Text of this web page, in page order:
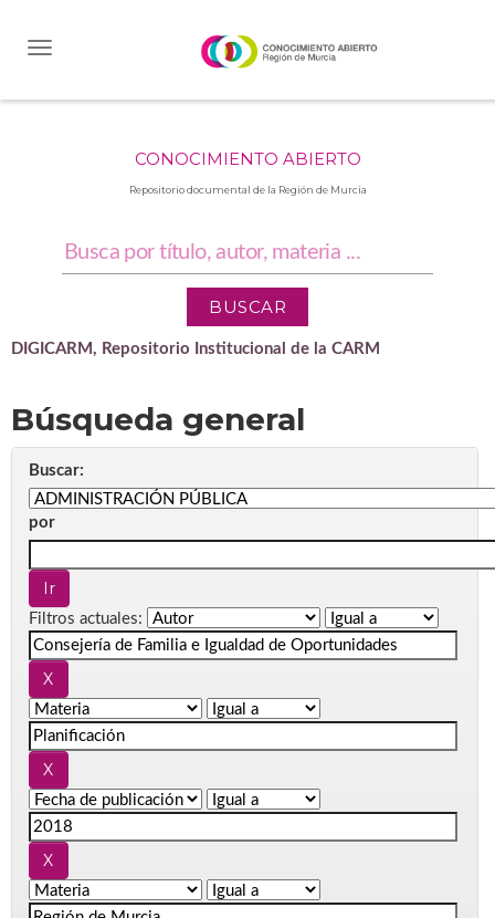
CONOCIMIENTO ABIERTO
Repositorio documental de la Región de Murcia
DIGICARM, Repositorio Institucional de la CARM
Búsqueda general
Buscar:
por
Filtros actuales: